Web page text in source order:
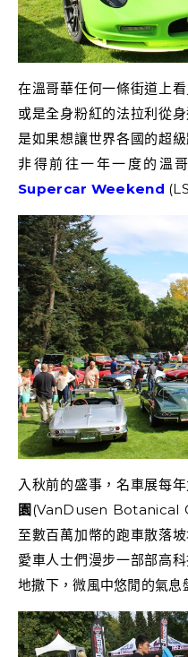
在溫哥華任何一條街道上
或是全身粉紅的法拉利從
是如果想讓世界各國的超
非得前往一年一度的溫
Supercar Weekend
入秋前的盛事，名車展每
園(VanDusen Botanical
至數百萬加幣的跑車散落
愛車人士們漫步一部部高
地撒下，微風中悠閒的氣息